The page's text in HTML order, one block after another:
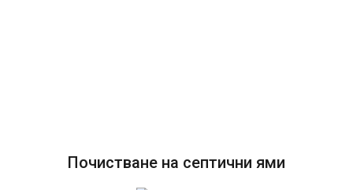
Почистване на септични ями